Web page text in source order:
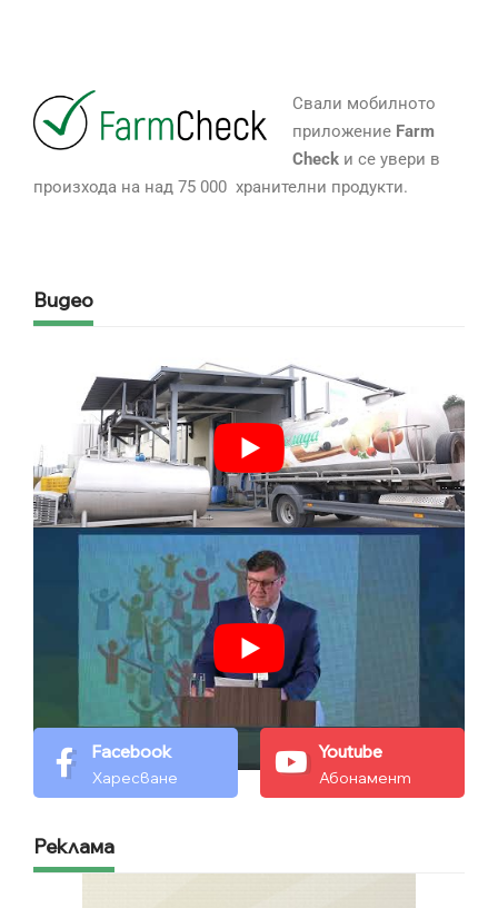
Свали мобилното
приложение Farm
Checkи се увери в
произхода на над 75 000 хранителни продукти.
Видео
Facebook
Харесване
Youtube
Абонамент
Реклама